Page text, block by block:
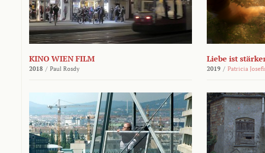
KINO WIEN FILM
2018 / Paul Rosdy
Liebe ist
2019 / Patricia